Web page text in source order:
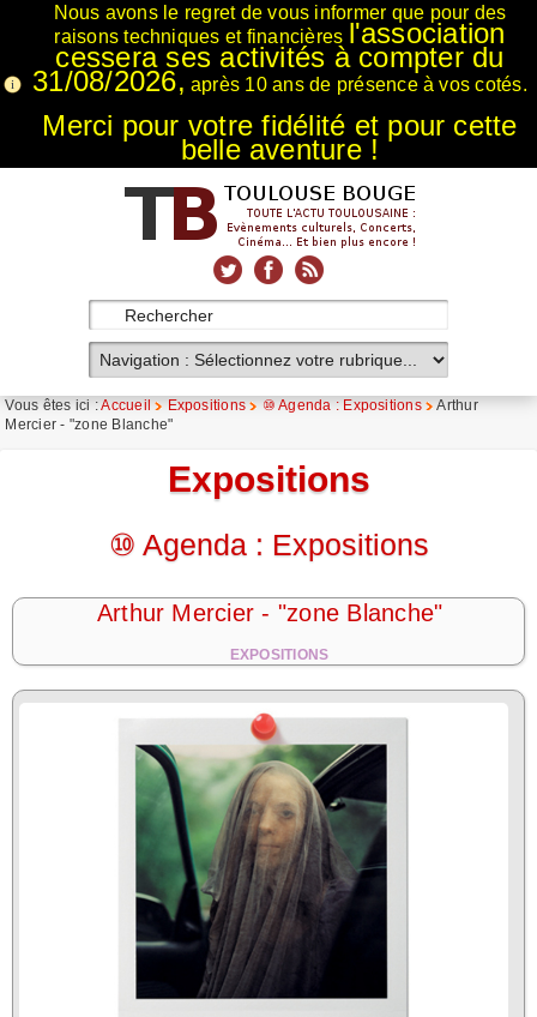
Nous avons le regret de vous informer que pour des
raisons techniques et financières l'association
cessera ses activités à compter du
31/08/2026, après 10 ans de présence à vos cotés.
Merci pour votre fidélité et pour cette
belle aventure !
Vous êtes ici :Accueil Expositions ⑩ Agenda : Expositions
Arthur
Mercier - "zone Blanche"
Expositions
⑩ Agenda : Expositions
Arthur Mercier - "zone Blanche"
EXPOSITIONS